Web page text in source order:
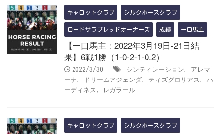
キャロットクラブ シルクホースクラブ
ロードサラブレッドオーナーズ 成績 一口馬主
【一口馬主：2022年3月19日-21日結
果】6戦1勝（1-0-2-1-0.2）
2022/3/30 シンティレーション, アレマ
ーナ, ドリームアジェンダ, ティズグロリアス , ハ
ーディネス , レガラール
キャロットクラブ シルクホースクラブ